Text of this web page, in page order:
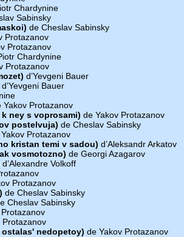
Chardynine
Sabinsky
de Cheslav Sabinsky
Protazanov
Protazanov
Chardynine
Protazanov
d’Yevgeni Bauer
d’Yevgeni Bauer
Yakov Protazanov
ney s voprosami) de Yakov Protazanov
postelvuja) de Cheslav Sabinsky
Protazanov
kristan temi v sadou) d’Aleksandr Arkatov
vosmotozno) de Georgi Azagarov
d’Alexandre Volkoff
Protazanov
de Cheslav Sabinsky
Cheslav Sabinsky
Protazanov
nedopetoy) de Yakov Protazanov